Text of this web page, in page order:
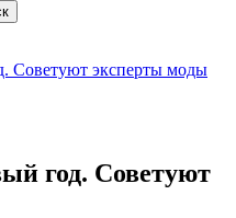
Советуют эксперты моды
год. Советуют